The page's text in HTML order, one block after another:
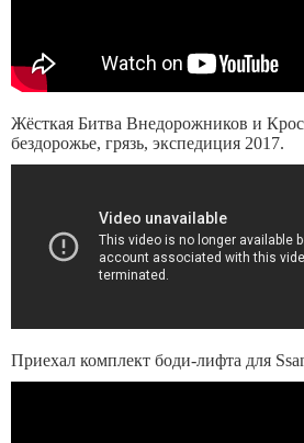
Жёсткая Битва Внедорожников и
бездорожье, грязь, экспедиция 2017.
Приехал комплект боди-лифта для